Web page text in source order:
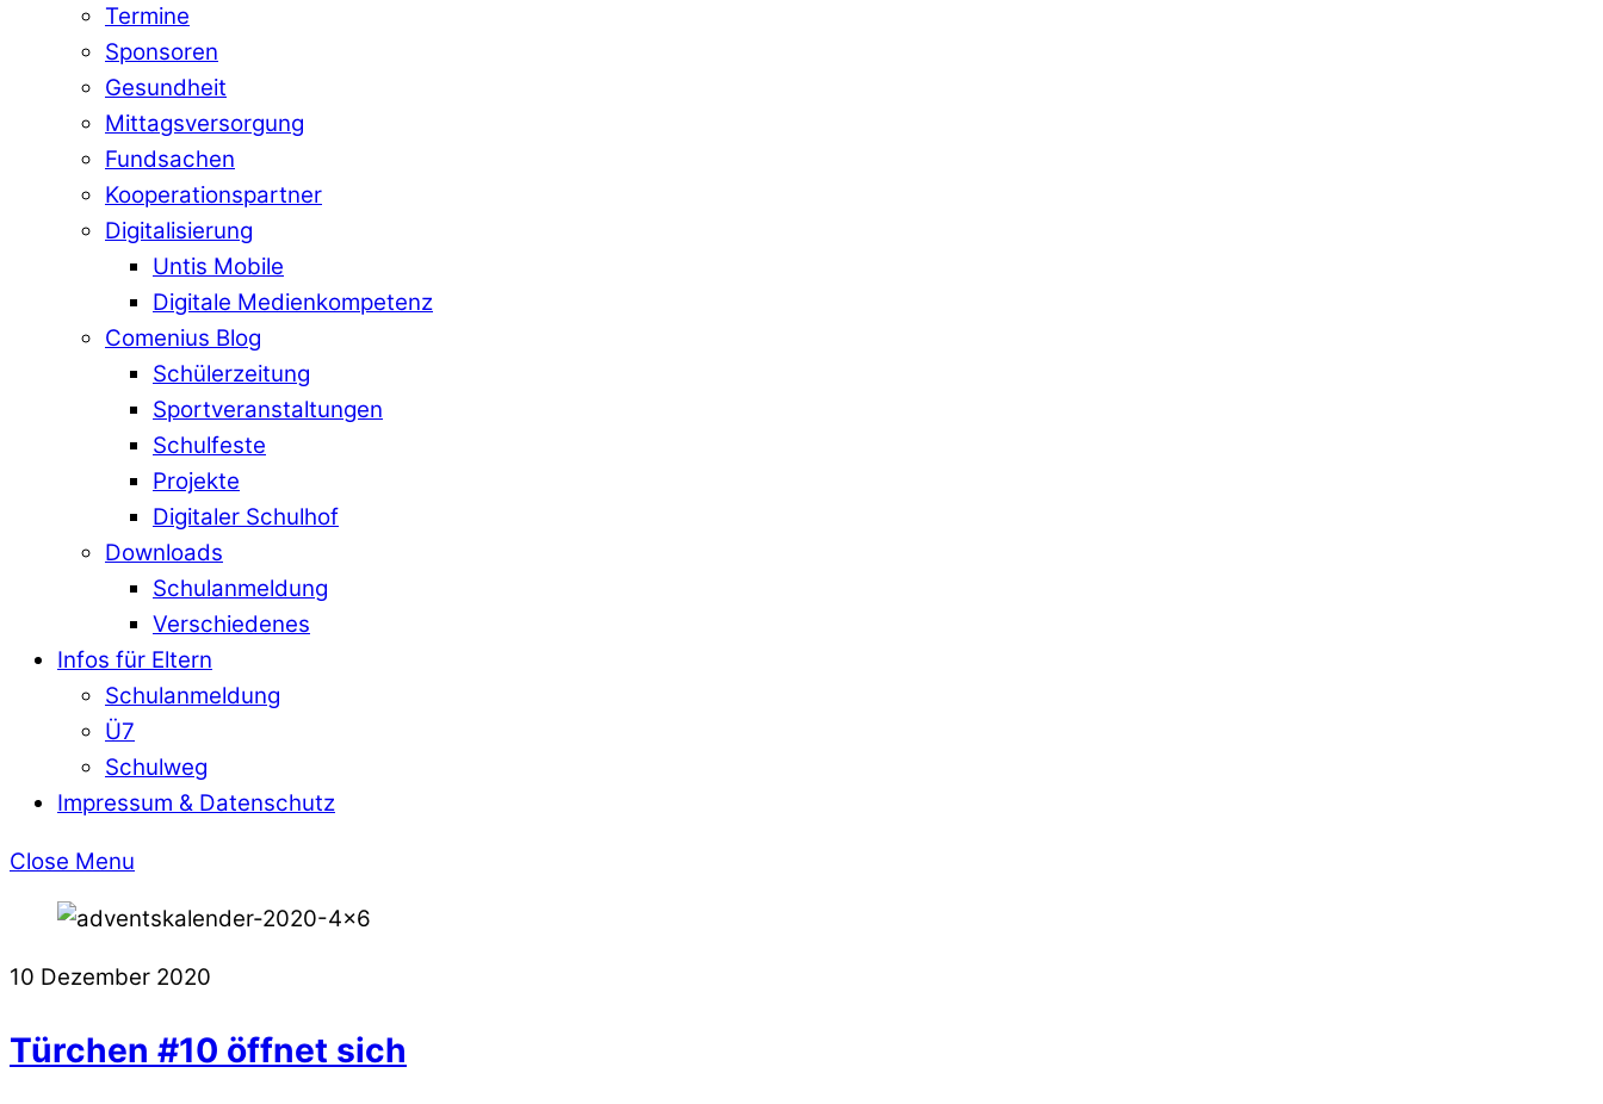
Termine
Sponsoren
Gesundheit
Mittagsversorgung
Fundsachen
Kooperationspartner
Digitalisierung
Untis Mobile
Digitale Medienkompetenz
Comenius Blog
Schülerzeitung
Sportveranstaltungen
Schulfeste
Projekte
Digitaler Schulhof
Downloads
Schulanmeldung
Verschiedenes
Infos für Eltern
Schulanmeldung
Ü7
Schulweg
Impressum & Datenschutz
Close Menu
10 Dezember 2020
Türchen #10 öffnet sich